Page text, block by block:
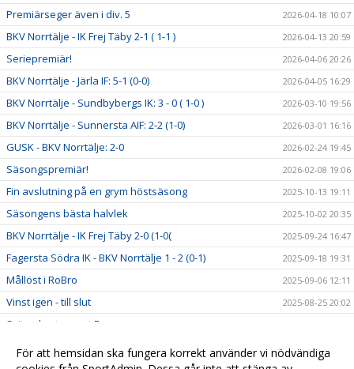
Premiärseger även i div. 5 2026-04-18 10:07
BKV Norrtälje - IK Frej Täby 2-1 ( 1-1 ) 2026-04-13 20:59
Seriepremiär! 2026-04-06 20:26
BKV Norrtälje - Järla IF: 5-1 (0-0) 2026-04-05 16:29
BKV Norrtälje - Sundbybergs IK: 3 - 0 ( 1-0 ) 2026-03-10 19:56
BKV Norrtälje - Sunnersta AIF: 2-2 (1-0) 2026-03-01 16:16
GUSK - BKV Norrtälje: 2-0 2026-02-24 19:45
Säsongspremiär! 2026-02-08 19:06
Fin avslutning på en grym höstsäsong 2025-10-13 19:11
Säsongens bästa halvlek 2025-10-02 20:35
BKV Norrtälje - IK Frej Täby 2-0 (1-0( 2025-09-24 16:47
Fagersta Södra IK - BKV Norrtälje 1 - 2 (0-1) 2025-09-18 19:31
Mållöst i RoBro 2025-09-06 12:11
Vinst igen - till slut 2025-08-25 20:02
Sviten bruten mot Fanna
Revansch mot Upsala IF 2025-08-12 17:26
För att hemsidan ska fungera korrekt använder vi nödvändiga